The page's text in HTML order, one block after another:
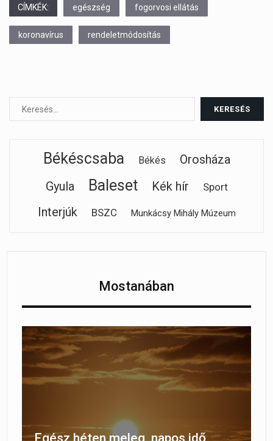
CÍMKÉK: egészség fogorvosi ellátás
koronavírus rendeletmódosítás
Békéscsaba Békés
Orosháza
Gyula
Baleset Kék hír Sport
Interjúk BSZC Munkácsy Mihály Múzeum
Mostanában
Egész héten meleg, napos idő